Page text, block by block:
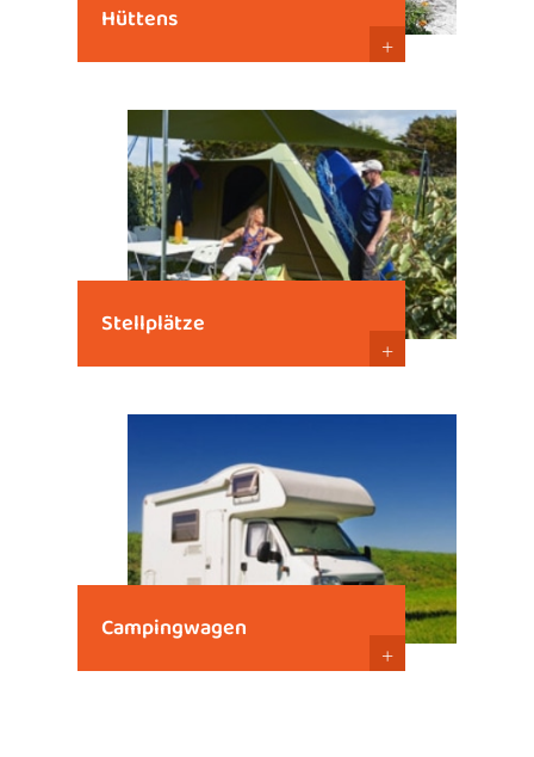
Hüttens
+
Stellplätze
+
Campingwagen
+